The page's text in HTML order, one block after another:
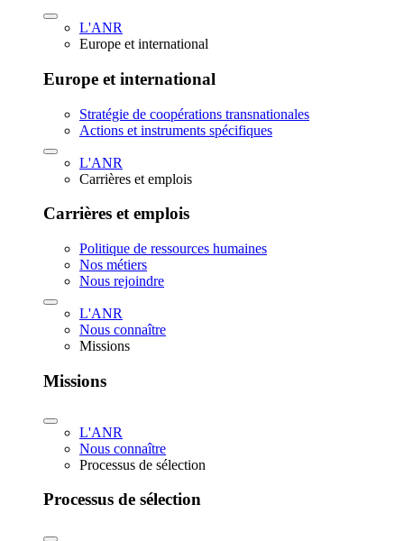
L'ANR
Europe et international
Europe et international
Stratégie de coopérations transnationales
Actions et instruments spécifiques
L'ANR
Carrières et emplois
Carrières et emplois
Politique de ressources humaines
Nos métiers
Nous rejoindre
L'ANR
Nous connaître
Missions
Missions
L'ANR
Nous connaître
Processus de sélection
Processus de sélection